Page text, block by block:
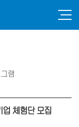
램
업 체험단 모집